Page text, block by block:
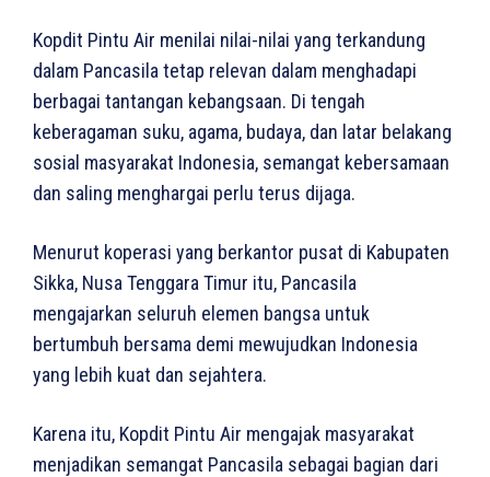
Kopdit Pintu Air menilai nilai-nilai yang terkandung
dalam Pancasila tetap relevan dalam menghadapi
berbagai tantangan kebangsaan. Di tengah
keberagaman suku, agama, budaya, dan latar belakang
sosial masyarakat Indonesia, semangat kebersamaan
dan saling menghargai perlu terus dijaga.
Menurut koperasi yang berkantor pusat di Kabupaten
Sikka, Nusa Tenggara Timur itu, Pancasila
mengajarkan seluruh elemen bangsa untuk
bertumbuh bersama demi mewujudkan Indonesia
yang lebih kuat dan sejahtera.
Karena itu, Kopdit Pintu Air mengajak masyarakat
menjadikan semangat Pancasila sebagai bagian dari